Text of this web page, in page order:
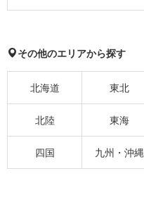
その他のエリアから探す
北海道 東北
北陸 東海
四国 九州・沖縄